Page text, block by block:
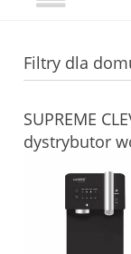
Filtry dla
SUPREME
dystrybutor